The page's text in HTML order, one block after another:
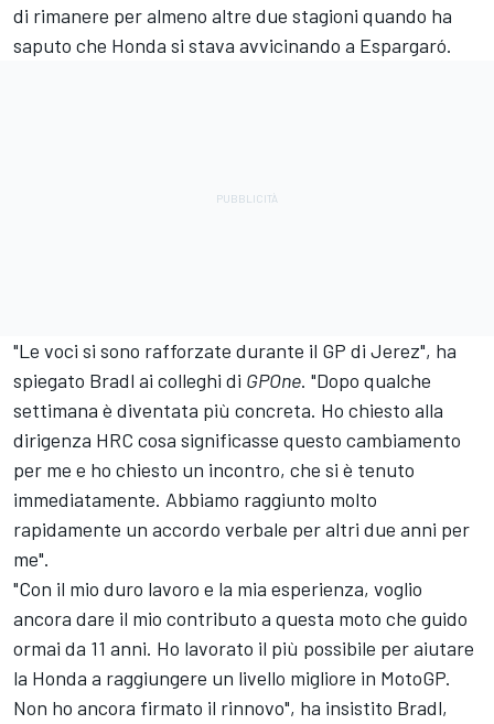
di rimanere per almeno altre due stagioni quando ha
saputo che Honda si stava avvicinando a Espargaró.
"Le voci si sono rafforzate durante il GP di Jerez", ha
spiegato Bradl ai colleghi di GPOne. "Dopo qualche
settimana è diventata più concreta. Ho chiesto alla
dirigenza HRC cosa significasse questo cambiamento
per me e ho chiesto un incontro, che si è tenuto
immediatamente. Abbiamo raggiunto molto
rapidamente un accordo verbale per altri due anni per
me".
"Con il mio duro lavoro e la mia esperienza, voglio
ancora dare il mio contributo a questa moto che guido
ormai da 11 anni. Ho lavorato il più possibile per aiutare
la Honda a raggiungere un livello migliore in MotoGP.
Non ho ancora firmato il rinnovo", ha insistito Bradl,